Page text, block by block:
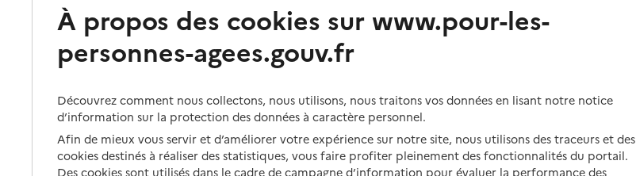
À propos des cookies sur www.pour-les-
personnes-agees.gouv.fr
Découvrez comment nous collectons, nous utilisons, nous traitons vos données en lisant notre notice
d’information sur la protection des données à caractère personnel.
Afin de mieux vous servir et d’améliorer votre expérience sur notre site, nous utilisons des traceurs et des
cookies destinés à réaliser des statistiques, vous faire profiter pleinement des fonctionnalités du portail.
Des cookies sont utilisés dans le cadre de campagne d’information pour évaluer la performance des